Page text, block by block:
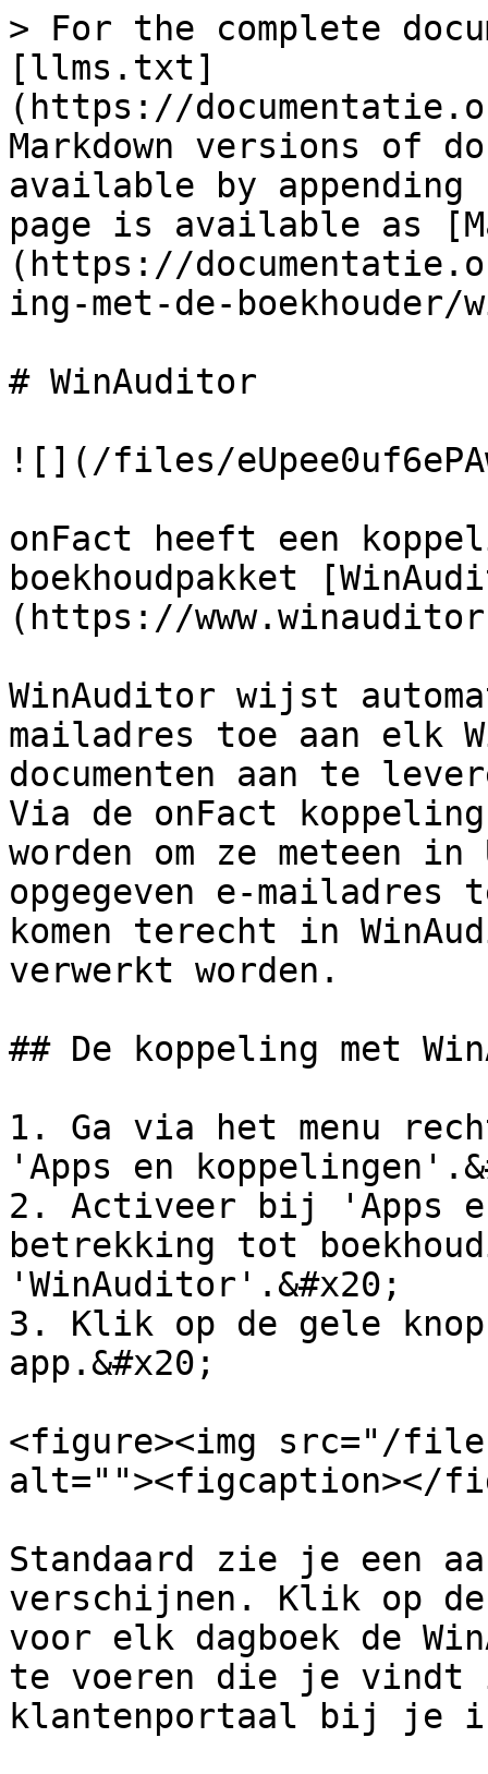
> For the complete
[llms.txt]
(https://
Markdown versions of
available by
page is available as
(https://
ing-met-de-
# WinAuditor
![](/files/
onFact heeft een
boekhoudpakket
(https://
WinAuditor wijst
mailadres toe aan elk
documenten aan te
Via de onFact
worden om ze meteen
opgegeven e-mailadres
komen terecht in
verwerkt worden.
## De koppeling met
1. Ga via het menu
'Apps en
2. Activeer bij 'Apps
betrekking tot
'WinAuditor'.&#x20;
3. Klik op de gele
app.&#x20;
<figure><img src="/files/
alt=""><figcaption></
Standaard zie je een
verschijnen. Klik op de
voor elk dagboek de
te voeren die je vindt
klantenportaal bij je